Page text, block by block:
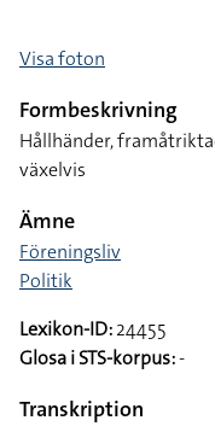
Visa foton
Formbeskrivning
Hållhänder,
växelvis
Ämne
Föreningsliv
Politik
Lexikon-ID:24455
Glosa i STS-korpus:-
Transkription